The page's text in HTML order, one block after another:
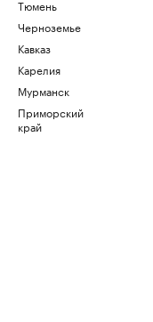
Тюмень
Черноземье
Кавказ
Карелия
Мурманск
Приморский
край